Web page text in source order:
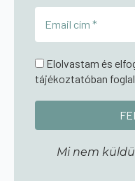
Elolvastam és
tájékoztatóban
Mi nem